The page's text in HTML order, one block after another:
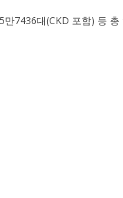
7436대(CKD 포함) 등